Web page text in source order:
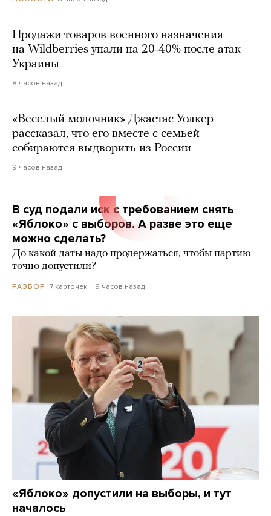
Продажи товаров военного назначения
на Wildberries упали на 20-40% после атак
Украины
8 часов назад
«Веселый молочник» Джастас Уолкер
рассказал, что его вместе с семьей
собираются выдворить из России
9 часов назад
В суд подали иск с требованием снять
«Яблоко» с выборов. А разве это еще
можно сделать?
До какой даты надо продержаться, чтобы партию
точно допустили?
РАЗБОР 7 карточек 9 часов назад
«Яблоко» допустили на выборы, и тут
началось